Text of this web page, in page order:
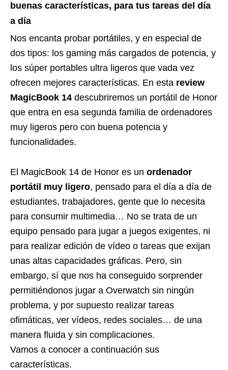
buenas características, para tus tareas del día
a día
Nos encanta probar portátiles, y en especial de
dos tipos: los gaming más cargados de potencia, y
los súper portables ultra ligeros que vada vez
ofrecen mejores características. En esta review
MagicBook 14 descubriremos un portátil de Honor
que entra en esa segunda familia de ordenadores
muy ligeros pero con buena potencia y
funcionalidades.
El MagicBook 14 de Honor es un ordenador
portátil muy ligero, pensado para el día a día de
estudiantes, trabajadores, gente que lo necesita
para consumir multimedia… No se trata de un
equipo pensado para jugar a juegos exigentes, ni
para realizar edición de vídeo o tareas que exijan
unas altas capacidades gráficas. Pero, sin
embargo, sí que nos ha conseguido sorprender
permitiéndonos jugar a Overwatch sin ningún
problema, y por supuesto realizar tareas
ofimáticas, ver vídeos, redes sociales… de una
manera fluida y sin complicaciones.
Vamos a conocer a continuación sus
características.